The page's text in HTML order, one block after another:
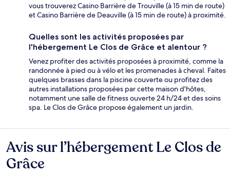
vous trouverez Casino Barrière de Trouville (à 15 min de route)
et Casino Barrière de Deauville (à 15 min de route) à proximité.
Quelles sont les activités proposées par
l'hébergement Le Clos de Grâce et alentour ?
Venez profiter des activités proposées à proximité, comme la
randonnée à pied ou à vélo et les promenades à cheval. Faites
quelques brasses dans la piscine couverte ou profitez des
autres installations proposées par cette maison d'hôtes,
notamment une salle de fitness ouverte 24 h/24 et des soins
spa. Le Clos de Grâce propose également un jardin.
Avis
Avis sur l’hébergement Le Clos de
Grâce